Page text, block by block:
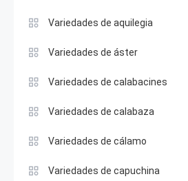
Variedades de aquilegia
Variedades de áster
Variedades de calabacines
Variedades de calabaza
Variedades de cálamo
Variedades de capuchina